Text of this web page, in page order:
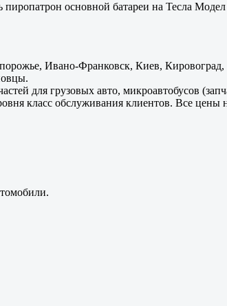
основной батареи на Тесла
Ивано-Франковск, Киев,
для грузовых авто, микроавтобусов
класс обслуживания клиентов. Все